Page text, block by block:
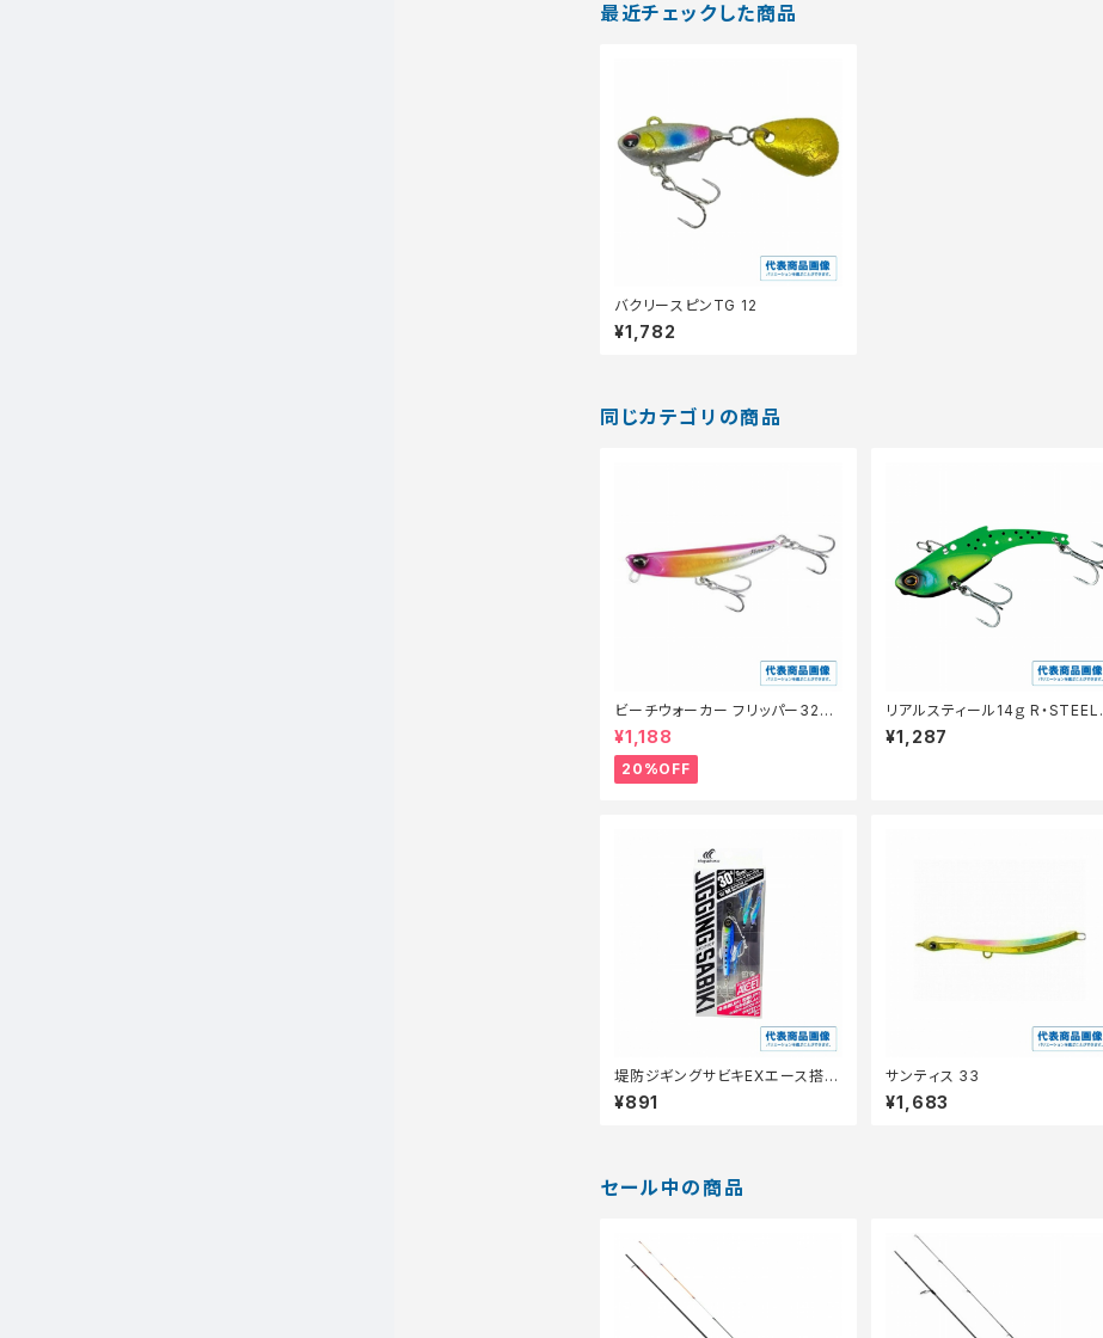
最近チェックした商品
バクリースピンTG 12
¥1,782
同じカテゴリの商品
ビーチウォーカー フリッパー32g
【特価ルアー】【20】
¥1,188
20%OFF
リアルスティール14ｇ R・STEEL1
4
¥1,287
堤防ジギングサビキEXエース搭載
セットFS700 30g
¥891
サンティス 33
¥1,683
セール中の商品